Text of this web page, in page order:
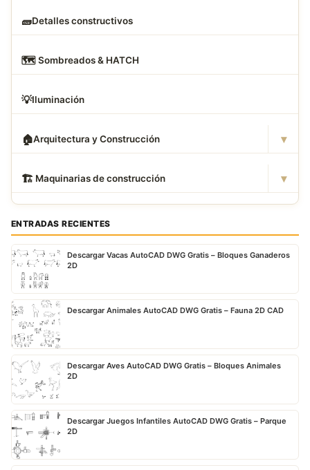
🧱Detalles constructivos
🗺️ Sombreados & HATCH
💡Iluminación
🏠Arquitectura y Construcción ▾
🏗 ️ Maquinarias de construcción ▾
ENTRADAS RECIENTES
Descargar Vacas AutoCAD DWG Gratis – Bloques Ganaderos
2D
Descargar Animales AutoCAD DWG Gratis – Fauna 2D CAD
Descargar Aves AutoCAD DWG Gratis – Bloques Animales
2D
Descargar Juegos Infantiles AutoCAD DWG Gratis – Parque
2D